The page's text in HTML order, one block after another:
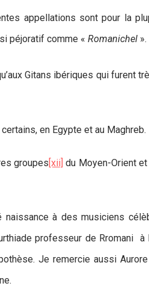
appellations sont pour la
péjoratif comme « Romanichel ».
Gitans ibériques qui furent
en Egypte et au Maghreb.
groupes[xii] du Moyen-Orient
naissance à des musiciens
professeur de Rromani à
Je remercie aussi